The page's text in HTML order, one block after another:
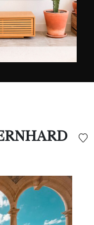
won de
Awards"" en